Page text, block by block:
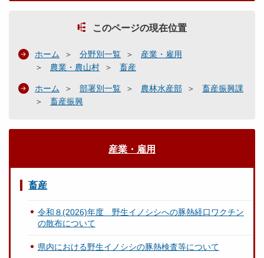
このページの現在位置
ホーム 分野別一覧
産業・雇用
農業・農山村
畜産
ホーム 部署別一覧 農林水産部
畜産振興課
畜産振興
産業・雇用
畜産
令和８(2026)年度 野生イノシシへの豚熱経口ワクチン
の散布について
県内における野生イノシシの豚熱検査等について